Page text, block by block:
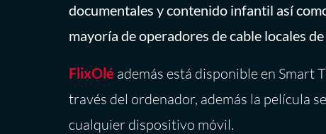
documentales y contenido infantil así
mayoría de operadores de cable locales de
FlixOlé además está disponible en Smart
través del ordenador, además la película
cualquier dispositivo móvil.